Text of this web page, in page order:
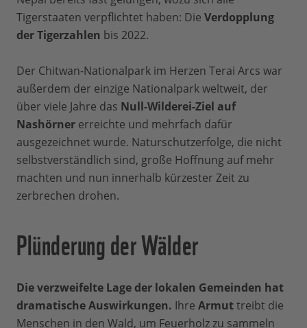
Tigerstaaten verpflichtet haben: Die Verdopplung
der Tigerzahlen bis 2022.
Der Chitwan-Nationalpark im Herzen Terai Arcs war
außerdem der einzige Nationalpark weltweit, der
über viele Jahre das Null-Wilderei-Ziel auf
Nashörner erreichte und mehrfach dafür
ausgezeichnet wurde. Naturschutzerfolge, die nicht
selbstverständlich sind, große Hoffnung auf mehr
machten und nun innerhalb kürzester Zeit zu
zerbrechen drohen.
Plünderung der Wälder
Die verzweifelte Lage der lokalen Gemeinden hat
dramatische Auswirkungen. Ihre Armuttreibt die
Menschen in den Wald, um Feuerholz zu sammeln